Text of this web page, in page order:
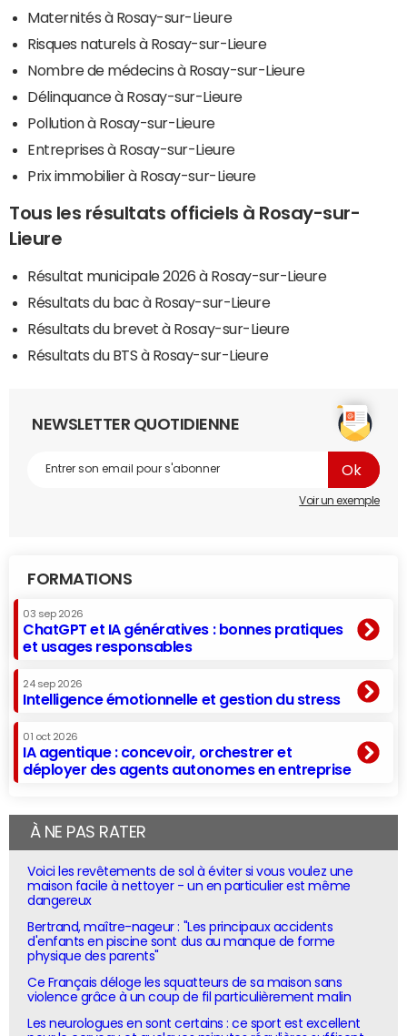
Maternités à Rosay-sur-Lieure
Risques naturels à Rosay-sur-Lieure
Nombre de médecins à Rosay-sur-Lieure
Délinquance à Rosay-sur-Lieure
Pollution à Rosay-sur-Lieure
Entreprises à Rosay-sur-Lieure
Prix immobilier à Rosay-sur-Lieure
Tous les résultats officiels à Rosay-sur-
Lieure
Résultat municipale 2026 à Rosay-sur-Lieure
Résultats du bac à Rosay-sur-Lieure
Résultats du brevet à Rosay-sur-Lieure
Résultats du BTS à Rosay-sur-Lieure
NEWSLETTER QUOTIDIENNE
Voir un exemple
FORMATIONS
03 sep 2026
ChatGPT et IA génératives : bonnes pratiques
et usages responsables
24 sep 2026
Intelligence émotionnelle et gestion du stress
01 oct 2026
IA agentique : concevoir, orchestrer et
déployer des agents autonomes en entreprise
À NE PAS RATER
Voici les revêtements de sol à éviter si vous voulez une
maison facile à nettoyer - un en particulier est même
dangereux
Bertrand, maître-nageur : "Les principaux accidents
d'enfants en piscine sont dus au manque de forme
physique des parents"
Ce Français déloge les squatteurs de sa maison sans
violence grâce à un coup de fil particulièrement malin
Les neurologues en sont certains : ce sport est excellent